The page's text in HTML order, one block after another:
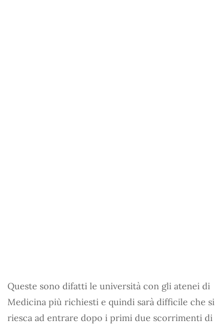
Queste sono difatti le università con gli atenei di
Medicina più richiesti e quindi sarà difficile che si
riesca ad entrare dopo i primi due scorrimenti di